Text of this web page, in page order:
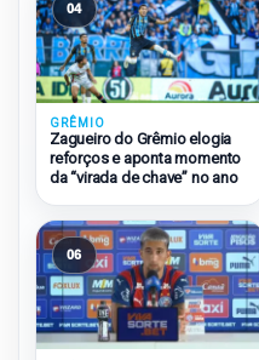
04
GRÊMIO
Zagueiro do Grêmio elogia
reforços e aponta momento
da “virada de chave” no ano
06